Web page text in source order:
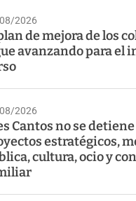
2026
de mejora de los
avanzando para el
2026
Cantos no se
estratégicos,
cultura, ocio y